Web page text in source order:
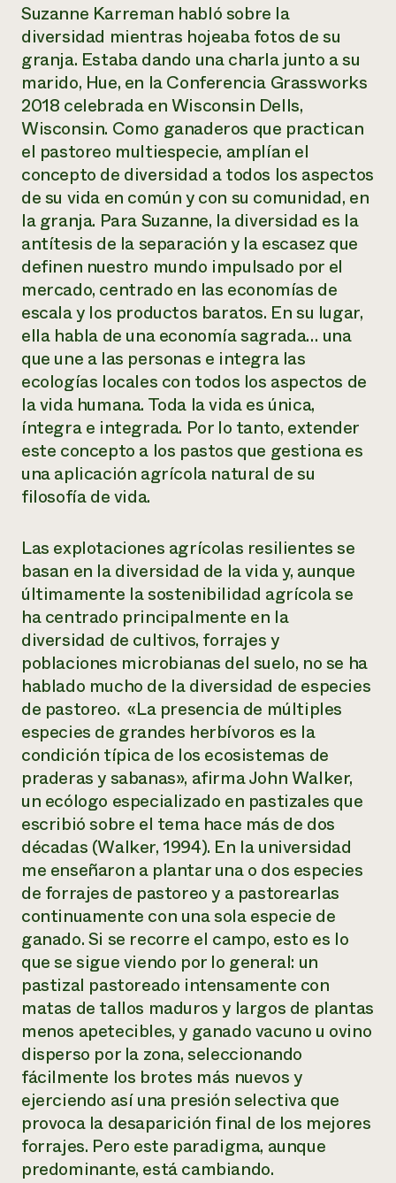
Suzanne Karreman habló sobre la
diversidad mientras hojeaba fotos de su
granja. Estaba dando una charla junto a su
marido, Hue, en la Conferencia Grassworks
2018 celebrada en Wisconsin Dells,
Wisconsin. Como ganaderos que practican
el pastoreo multiespecie, amplían el
concepto de diversidad a todos los aspectos
de su vida en común y con su comunidad, en
la granja. Para Suzanne, la diversidad es la
antítesis de la separación y la escasez que
definen nuestro mundo impulsado por el
mercado, centrado en las economías de
escala y los productos baratos. En su lugar,
ella habla de una economía sagrada… una
que une a las personas e integra las
ecologías locales con todos los aspectos de
la vida humana. Toda la vida es única,
íntegra e integrada. Por lo tanto, extender
este concepto a los pastos que gestiona es
una aplicación agrícola natural de su
filosofía de vida.
Las explotaciones agrícolas resilientes se
basan en la diversidad de la vida y, aunque
últimamente la sostenibilidad agrícola se
ha centrado principalmente en la
diversidad de cultivos, forrajes y
poblaciones microbianas del suelo, no se ha
hablado mucho de la diversidad de especies
de pastoreo. «La presencia de múltiples
especies de grandes herbívoros es la
condición típica de los ecosistemas de
praderas y sabanas», afirma John Walker,
un ecólogo especializado en pastizales que
escribió sobre el tema hace más de dos
décadas (Walker, 1994). En la universidad
me enseñaron a plantar una o dos especies
de forrajes de pastoreo y a pastorearlas
continuamente con una sola especie de
ganado. Si se recorre el campo, esto es lo
que se sigue viendo por lo general: un
pastizal pastoreado intensamente con
matas de tallos maduros y largos de plantas
menos apetecibles, y ganado vacuno u ovino
disperso por la zona, seleccionando
fácilmente los brotes más nuevos y
ejerciendo así una presión selectiva que
provoca la desaparición final de los mejores
forrajes. Pero este paradigma, aunque
predominante, está cambiando.